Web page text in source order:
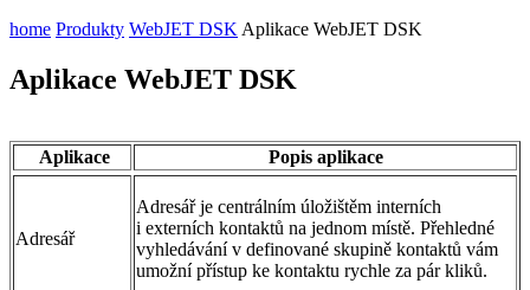
home Produkty WebJET DSK Aplikace WebJET DSK
Aplikace WebJET DSK
Aplikace Popis aplikace
Adresář
Adresář je centrálním úložištěm interních
i externích kontaktů na jednom místě. Přehledné
vyhledávání v definované skupině kontaktů vám
umožní přístup ke kontaktu rychle za pár kliků.